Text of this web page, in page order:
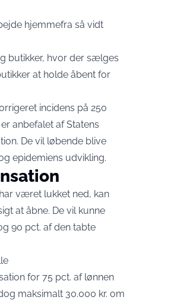
hjemmefra så vidt
butikker, hvor der sælges
at holde åbent for
incidens på 250
anbefalet af Statens
De vil løbende blive
epidemiens udvikling.
været lukket ned, kan
at åbne. De vil kunne
90 pct. af den tabte
for 75 pct. af lønnen
maksimalt 30.000 kr. om